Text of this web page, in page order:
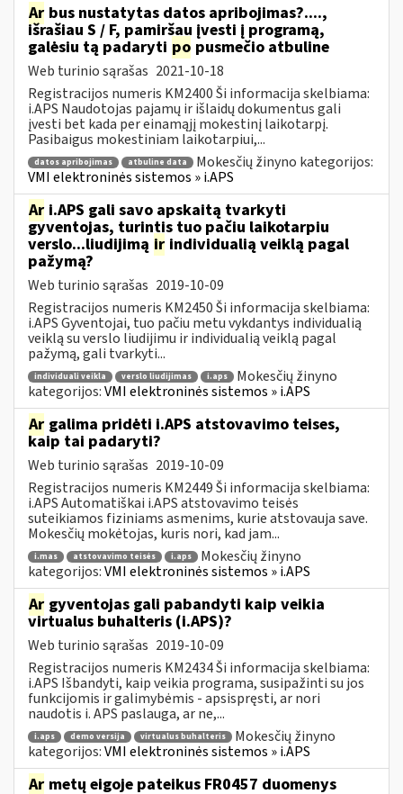
Ar bus nustatytas datos apribojimas?....,
išrašiau S / F, pamiršau įvesti į programą,
galėsiu tą padaryti po pusmečio atbuline
Web turinio sąrašas 2021-10-18
Registracijos numeris KM2400 Ši informacija skelbiama:
i.APS Naudotojas pajamų ir išlaidų dokumentus gali
įvesti bet kada per einamąjį mokestinį laikotarpį.
Pasibaigus mokestiniam laikotarpiui,...
datos apribojimas atbuline data
Mokesčių žinyno kategorijos:
VMI elektroninės sistemos » i.APS
Ar i.APS gali savo apskaitą tvarkyti
gyventojas, turintis tuo pačiu laikotarpiu
verslo...liudijimą ir individualią veiklą pagal
pažymą?
Web turinio sąrašas 2019-10-09
Registracijos numeris KM2450 Ši informacija skelbiama:
i.APS Gyventojai, tuo pačiu metu vykdantys individualią
veiklą su verslo liudijimu ir individualią veiklą pagal
pažymą, gali tvarkyti...
individuali veikla verslo liudijimas i.aps
Mokesčių žinyno
kategorijos:VMI elektroninės sistemos » i.APS
Ar galima pridėti i.APS atstovavimo teises,
kaip tai padaryti?
Web turinio sąrašas 2019-10-09
Registracijos numeris KM2449 Ši informacija skelbiama:
i.APS Automatiškai i.APS atstovavimo teisės
suteikiamos fiziniams asmenims, kurie atstovauja save.
Mokesčių mokėtojas, kuris nori, kad jam...
i.mas atstovavimo teisės i.aps
Mokesčių žinyno
kategorijos:VMI elektroninės sistemos » i.APS
Ar gyventojas gali pabandyti kaip veikia
virtualus buhalteris (i.APS)?
Web turinio sąrašas 2019-10-09
Registracijos numeris KM2434 Ši informacija skelbiama:
i.APS Išbandyti, kaip veikia programa, susipažinti su jos
funkcijomis ir galimybėmis - apsispręsti, ar nori
naudotis i. APS paslauga, ar ne,...
i.aps demo versija virtualus buhalteris
Mokesčių žinyno
kategorijos:VMI elektroninės sistemos » i.APS
Ar metų eigoje pateikus FR0457 duomenys